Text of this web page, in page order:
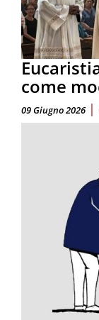
come
09 Giugno 2026 |